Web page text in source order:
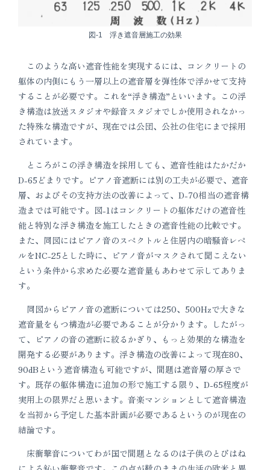
図-1 浮き遮音層施工の効果
このような高い遮音性能を実現するには、コンクリートの
躯体の内側にもう一層以上の遮音層を弾性体で浮かせて支持
することが必要です。これを“浮き構造”といいます。この浮
き構造は放送スタジオや録音スタジオでしか使用されなかっ
た特殊な構造ですが、現在では公団、公社の住宅にまで採用
されています。
ところがこの浮き構造を採用しても、遮音性能はたかだか
D-65どまりです。ピアノ音遮断には別の工夫が必要で、遮音
層、およびその支持方法の改善によって、D-70相当の遮音構
造までは可能です。図-1はコンクリートの躯体だけの遮音性
能と特別な浮き構造を施工したときの遮音性能の比較です。
また、同図にはピアノ音のスペクトルと住居内の暗騒音レペ
ルをNC-25とした時に、ピアノ音がマスクされて聞こえない
という条件から求めた必要な遮音量もあわせて示してありま
す。
同図からピアノ音の遮断については250、500Hzで大きな
遮音量をもつ構造が必要であることが分かります。したがっ
て、ピアノの音の遮断に絞るかぎり、もっと効果的な構造を
開発する必要があります。浮き構造の改善によって現在80、
90dBという遮音構造も可能ですが、間題は遮音層の厚さで
す。既存の躯体構造に追加の形で施工する限り、D-65程度が
実用上の限界だと思います。音楽マンションとして遮音構造
を当初から予定した基本計画が必要であるというのが現在の
結論です。
床衝撃音についてわが国で間題となるのは子供のとびはね